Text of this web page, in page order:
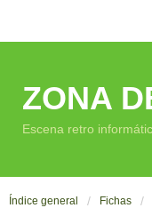
ZONA
Escena retro
Índice general Fichas